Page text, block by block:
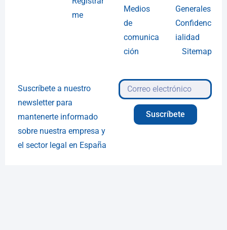
me
Medios
de
comunica
ción
Generales
Confidenc
ialidad
Sitemap
Suscríbete a nuestro
newsletter para
mantenerte informado
sobre nuestra empresa y
el sector legal en España
Suscríbete